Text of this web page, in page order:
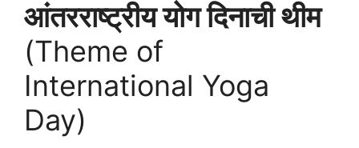
आंतरराष्ट्रीय योग दिनाची थीम
(Theme of
International Yoga
Day)